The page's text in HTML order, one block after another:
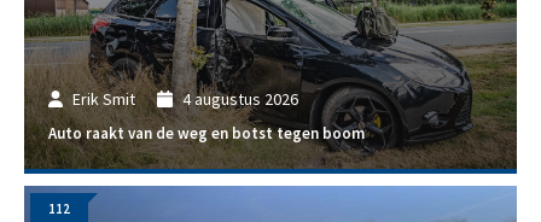
Erik Smit 4 augustus 2026
Auto raakt van de weg en botst tegen boom
112